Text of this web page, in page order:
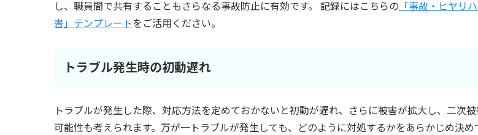
し、職員間で共有することもさらなる事故防止に有効です。 記録にはこちらの 「事故・ヒヤリ
書」テンプレートをご活用ください。
トラブル発生時の初動遅れ
トラブルが発生した際、対応方法を定めておかないと初動が遅れ、さらに被害が拡大し、二次
可能性も考えられます。万が一トラブルが発生しても、どのように対処するかをあらかじめ決め